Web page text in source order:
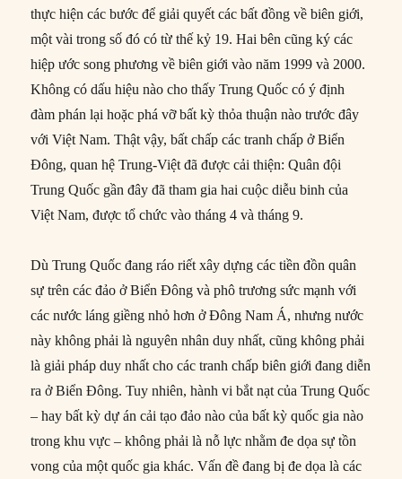
thực hiện các bước để giải quyết các bất đồng về biên giới,
một vài trong số đó có từ thế kỷ 19. Hai bên cũng ký các
hiệp ước song phương về biên giới vào năm 1999 và 2000.
Không có dấu hiệu nào cho thấy Trung Quốc có ý định
đàm phán lại hoặc phá vỡ bất kỳ thỏa thuận nào trước đây
với Việt Nam. Thật vậy, bất chấp các tranh chấp ở Biển
Đông, quan hệ Trung-Việt đã được cải thiện: Quân đội
Trung Quốc gần đây đã tham gia hai cuộc diễu binh của
Việt Nam, được tổ chức vào tháng 4 và tháng 9.
Dù Trung Quốc đang ráo riết xây dựng các tiền đồn quân
sự trên các đảo ở Biển Đông và phô trương sức mạnh với
các nước láng giềng nhỏ hơn ở Đông Nam Á, nhưng nước
này không phải là nguyên nhân duy nhất, cũng không phải
là giải pháp duy nhất cho các tranh chấp biên giới đang diễn
ra ở Biển Đông. Tuy nhiên, hành vi bắt nạt của Trung Quốc
– hay bất kỳ dự án cải tạo đảo nào của bất kỳ quốc gia nào
trong khu vực – không phải là nỗ lực nhằm đe dọa sự tồn
vong của một quốc gia khác. Vấn đề đang bị đe dọa là các